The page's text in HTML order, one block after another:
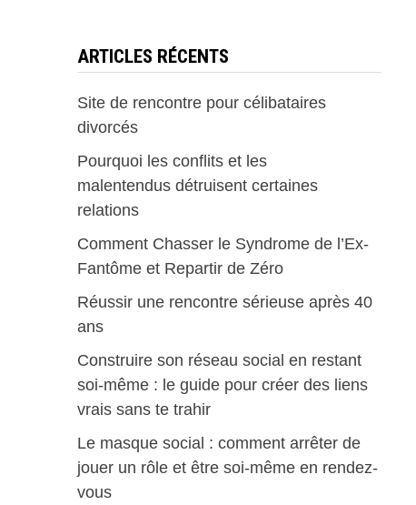
ARTICLES RÉCENTS
Site de rencontre pour célibataires
divorcés
Pourquoi les conflits et les
malentendus détruisent certaines
relations
Comment Chasser le Syndrome de l’Ex-
Fantôme et Repartir de Zéro
Réussir une rencontre sérieuse après 40
ans
Construire son réseau social en restant
soi-même : le guide pour créer des liens
vrais sans te trahir
Le masque social : comment arrêter de
jouer un rôle et être soi-même en rendez-
vous